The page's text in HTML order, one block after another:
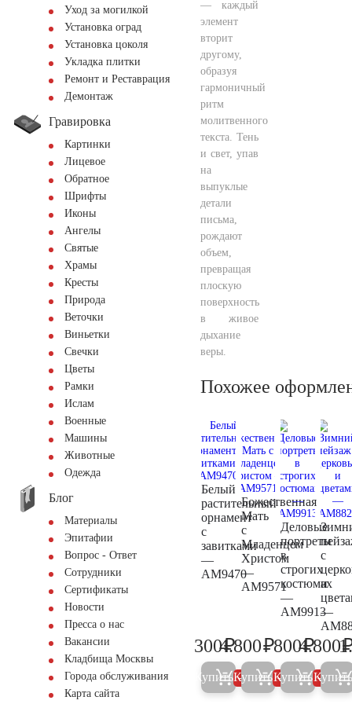
Уход за могилкой
Установка оград
Установка цоколя
Укладка плитки
Ремонт и Реставрация
Демонтаж
Гравировка
Картинки
Лицевое
Обратное
Шрифты
Иконы
Ангелы
Святые
Храмы
Кресты
Природа
Веточки
Виньетки
Свечки
Цветы
Рамки
Ислам
Военные
Машины
Животные
Одежда
Блог
Материалы
Эпитафии
Вопрос - Ответ
Сотрудники
Сертификаты
Новости
Пресса о нас
Вакансии
Кладбища Москвы
Города обслуживания
Карта сайта
— каждый
элемент
вторит
другому,
образуя
гармоничный
ритм
молитвенного
текста. Тень
и свет, упав
на
выпуклые
детали
письма,
рождают
объем,
превращая
плоскую
поверхность
в живое
дыхание
веры.
Похожее
Белый
растительный
орнамент
с
завитками
—
AM9470
300
300₽
Купить 5%
Божественная
Мать
с
Младенцем
Христом
—
AM9571
5.000
4.800₽
Купить 5%
Деловые
портреты
в
строгих
костюмах
—
AM9913
800
800₽
Купить 5%
с
и
—
4.800
Купить